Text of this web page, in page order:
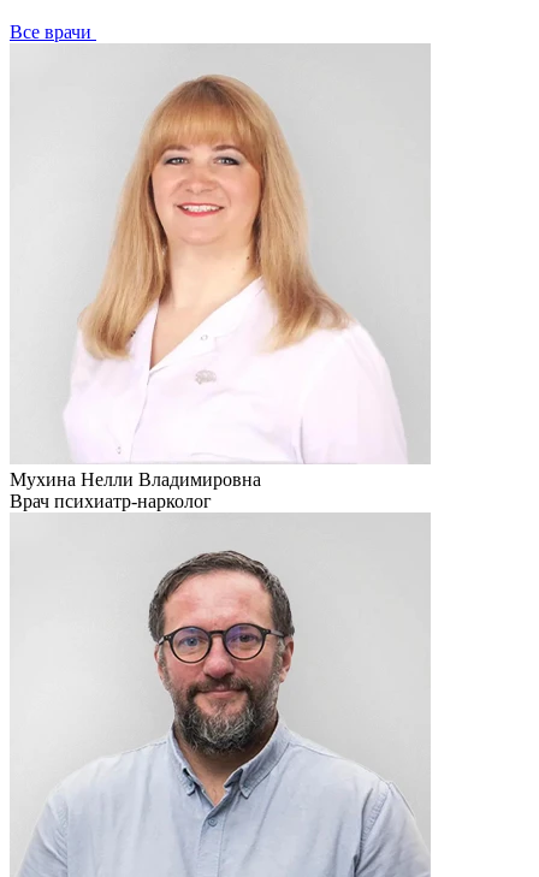
Все врачи
Мухина Нелли Владимировна
Врач психиатр-нарколог